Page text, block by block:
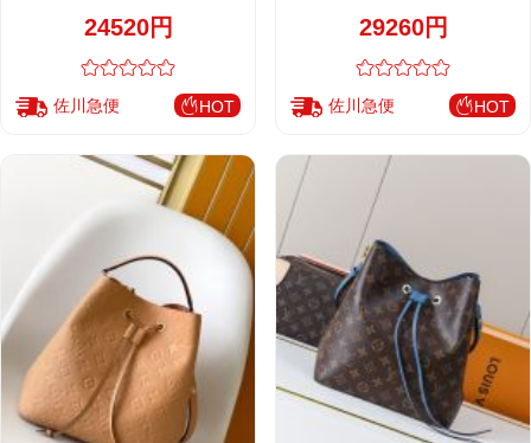
24520円
佐川急便 HOT
29260円
佐川急便 HOT